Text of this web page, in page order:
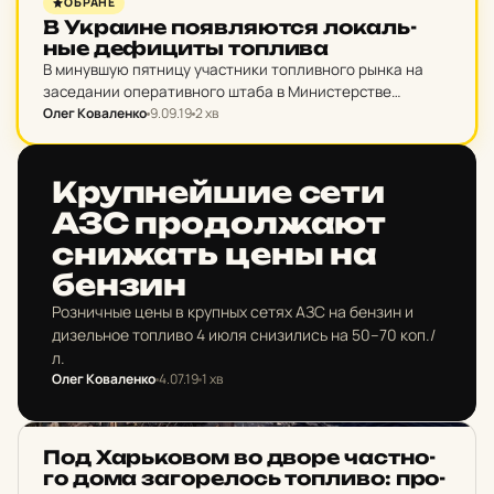
В Ук­ра­и­не по­яв­ля­ют­ся ло­каль­
ные де­фи­циты топ­ли­ва
В минувшую пятницу участники топливного рынка на
заседании оперативного штаба в Министерстве
инфраструктуры Украины обсудили ситуацию с
Олег Коваленко9.09.192 хв
Круп­ней­шие сети
АЗС про­дол­жа­ют
сни­жать цены на
бензин
Розничные цены в крупных сетях АЗС на бензин и
дизельное топливо 4 июля снизились на 50–70 коп./
л.
Олег Коваленко4.07.191 хв
Под Харь­ко­вом во дворе час­тно­
го дома за­го­ре­лось топ­ли­во: про­